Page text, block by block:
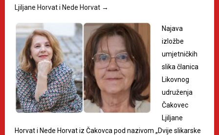
Ljiljane Horvat i Nede Horvat →
Najava
izložbe
umjetničkih
slika članica
Likovnog
udruženja
Čakovec
Ljiljane
Horvat i Nede Horvat iz Čakovca pod nazivom „Dvije slikarske